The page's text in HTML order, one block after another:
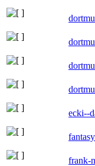
ecki--
frank-